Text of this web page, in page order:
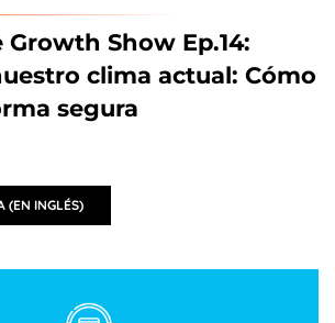
Growth Show Ep.14:
clima actual: Cómo
segura
(EN INGLÉS)